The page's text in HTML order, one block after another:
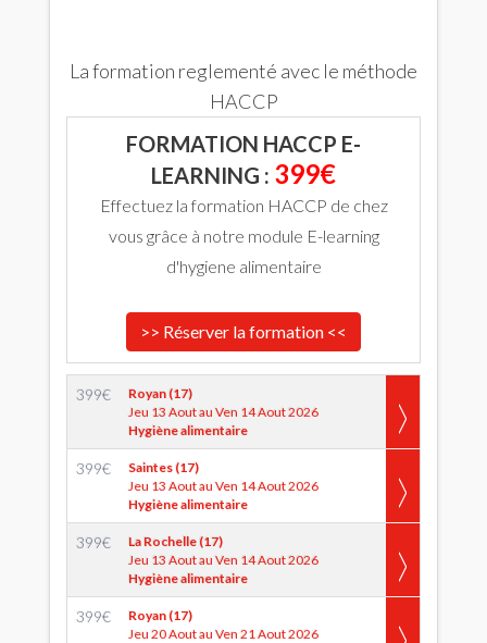
La formation reglementé avec le méthode
HACCP
FORMATION HACCP E-
LEARNING : 399€
Effectuez la formation HACCP de chez
vous grâce à notre module E-learning
d'hygiene alimentaire
>> Réserver la formation <<
399€
Royan (17)
Jeu 13 Aout au Ven 14 Aout 2026
Hygiène alimentaire
399€
Saintes (17)
Jeu 13 Aout au Ven 14 Aout 2026
Hygiène alimentaire
399€
La Rochelle (17)
Jeu 13 Aout au Ven 14 Aout 2026
Hygiène alimentaire
399€
Royan (17)
Jeu 20 Aout au Ven 21 Aout 2026